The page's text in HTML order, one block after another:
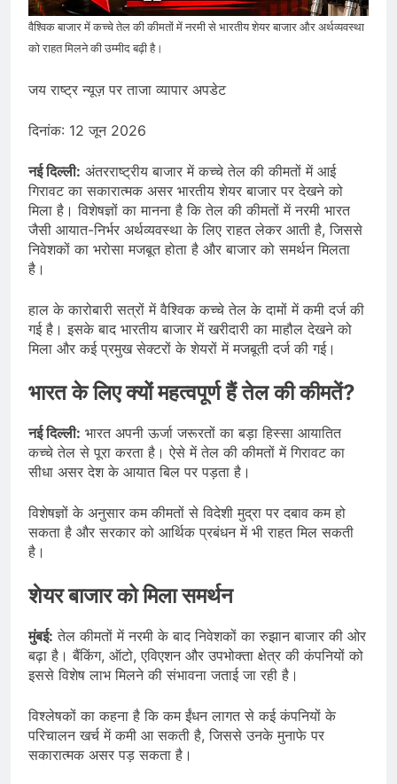
प्रदर्शन तेज़, PM आवास मार्च रोका गया,
सरकार से तीन बड़ी मांगें
August 5, 2026
सावन और आगामी त्योहारों को लेकर देशभर में
धार्मिक आयोजनों की धूम
August 4, 2026
देशभर में विशेष कार्यक्रमों के जरिए भारतीय
बुनकरों और पारंपरिक वस्त्रों को मिलेगा बढ़ावा
वैश्विक बाजार में कच्चे तेल की कीमतों में नरमी से भारतीय शेयर बाजार और अर्थव्यवस्था
को राहत मिलने की उम्मीद बढ़ी है।
जय राष्ट्र न्यूज़ पर ताजा व्यापार अपडेट
दिनांक: 12 जून 2026
नई दिल्ली: अंतरराष्ट्रीय बाजार में कच्चे तेल की कीमतों में आई
गिरावट का सकारात्मक असर भारतीय शेयर बाजार पर देखने को
मिला है। विशेषज्ञों का मानना है कि तेल की कीमतों में नरमी भारत
जैसी आयात-निर्भर अर्थव्यवस्था के लिए राहत लेकर आती है, जिससे
निवेशकों का भरोसा मजबूत होता है और बाजार को समर्थन मिलता
है।
हाल के कारोबारी सत्रों में वैश्विक कच्चे तेल के दामों में कमी दर्ज की
गई है। इसके बाद भारतीय बाजार में खरीदारी का माहौल देखने को
मिला और कई प्रमुख सेक्टरों के शेयरों में मजबूती दर्ज की गई।
भारत के लिए क्यों महत्वपूर्ण हैं तेल की कीमतें?
नई दिल्ली: भारत अपनी ऊर्जा जरूरतों का बड़ा हिस्सा आयातित
कच्चे तेल से पूरा करता है। ऐसे में तेल की कीमतों में गिरावट का
सीधा असर देश के आयात बिल पर पड़ता है।
विशेषज्ञों के अनुसार कम कीमतों से विदेशी मुद्रा पर दबाव कम हो
सकता है और सरकार को आर्थिक प्रबंधन में भी राहत मिल सकती
है।
शेयर बाजार को मिला समर्थन
मुंबई: तेल कीमतों में नरमी के बाद निवेशकों का रुझान बाजार की ओर
बढ़ा है। बैंकिंग, ऑटो, एविएशन और उपभोक्ता क्षेत्र की कंपनियों को
इससे विशेष लाभ मिलने की संभावना जताई जा रही है।
विश्लेषकों का कहना है कि कम ईंधन लागत से कई कंपनियों के
परिचालन खर्च में कमी आ सकती है, जिससे उनके मुनाफे पर
सकारात्मक असर पड़ सकता है।